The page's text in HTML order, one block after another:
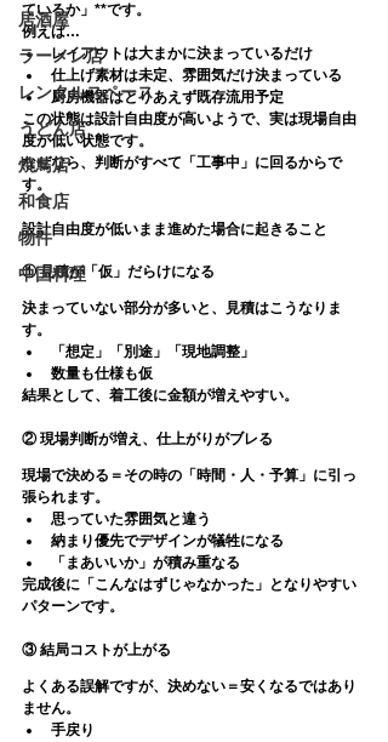
居酒屋
ラーメン店
レンタルスペース
うどん店
焼鳥店
和食店
物件
中国料理
ているか」**です。
例えば…
レイアウトは大まかに決まっているだけ
仕上げ素材は未定、雰囲気だけ決まっている
厨房機器はとりあえず既存流用予定
この状態は設計自由度が高いようで、実は現場自由
度が低い状態です。
なぜなら、判断がすべて「工事中」に回るからで
す。
設計自由度が低いまま進めた場合に起きること
① 見積が「仮」だらけになる
決まっていない部分が多いと、見積はこうなりま
す。
「想定」「別途」「現地調整」
数量も仕様も仮
結果として、着工後に金額が増えやすい。
② 現場判断が増え、仕上がりがブレる
現場で決める＝その時の「時間・人・予算」に引っ
張られます。
思っていた雰囲気と違う
納まり優先でデザインが犠牲になる
「まあいいか」が積み重なる
完成後に「こんなはずじゃなかった」となりやすい
パターンです。
③ 結局コストが上がる
よくある誤解ですが、 決めない＝安くなるではあり
ません。
手戻り